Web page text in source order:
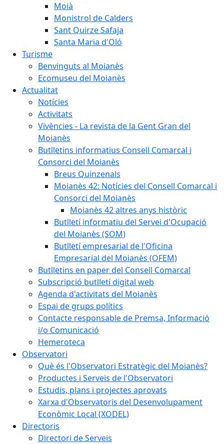
Moià
Monistrol de Calders
Sant Quirze Safaja
Santa Maria d'Oló
Turisme
Benvinguts al Moianès
Ecomuseu del Moianès
Actualitat
Notícies
Activitats
Vivències - La revista de la Gent Gran del
Moianès
Butlletins informatius Consell Comarcal i
Consorci del Moianès
Breus Quinzenals
Moianès 42: Notícies del Consell Comarcal i
Consorci del Moianès
Moianès 42 altres anys històric
Butlletí informatiu del Servei d'Ocupació
del Moianès (SOM)
Butlletí empresarial de l'Oficina
Empresarial del Moianès (OFEM)
Butlletins en paper del Consell Comarcal
Subscripció butlletí digital web
Agenda d'activitats del Moianès
Espai de grups polítics
Contacte responsable de Premsa, Informació
i/o Comunicació
Hemeroteca
Observatori
Què és l'Observatori Estratègic del Moianès?
Productes i Serveis de l'Observatori
Estudis, plans i projectes aprovats
Xarxa d'Observatoris del Desenvolupament
Econòmic Local (XODEL)
Directoris
Directori de Serveis